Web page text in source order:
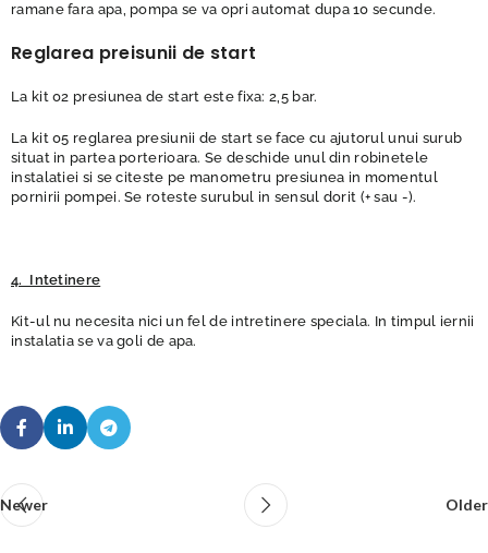
ramane fara apa, pompa se va opri automat dupa 10 secunde.
Reglarea preisunii de start
La kit 02 presiunea de start este fixa: 2,5 bar.
La kit 05 reglarea presiunii de start se face cu ajutorul unui surub
situat in partea porterioara. Se deschide unul din robinetele
instalatiei si se citeste pe manometru presiunea in momentul
pornirii pompei. Se roteste surubul in sensul dorit (+ sau -).
4. Intetinere
Kit-ul nu necesita nici un fel de intretinere speciala. In timpul iernii
instalatia se va goli de apa.
Newer Older